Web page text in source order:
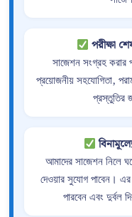
পরীক্ষা
সাজেশন সংগ্রহ করার
প্রয়োজনীয় সহযোগিতা,
প্রস্তুতির
আমাদের সাজেশন নিলে
দেওয়ার সুযোগ পাবেন।
পারবেন এবং দুর্বল